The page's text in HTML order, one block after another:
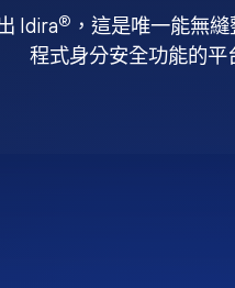
Idira® ，這是唯一能無
程式身分安全功能的平